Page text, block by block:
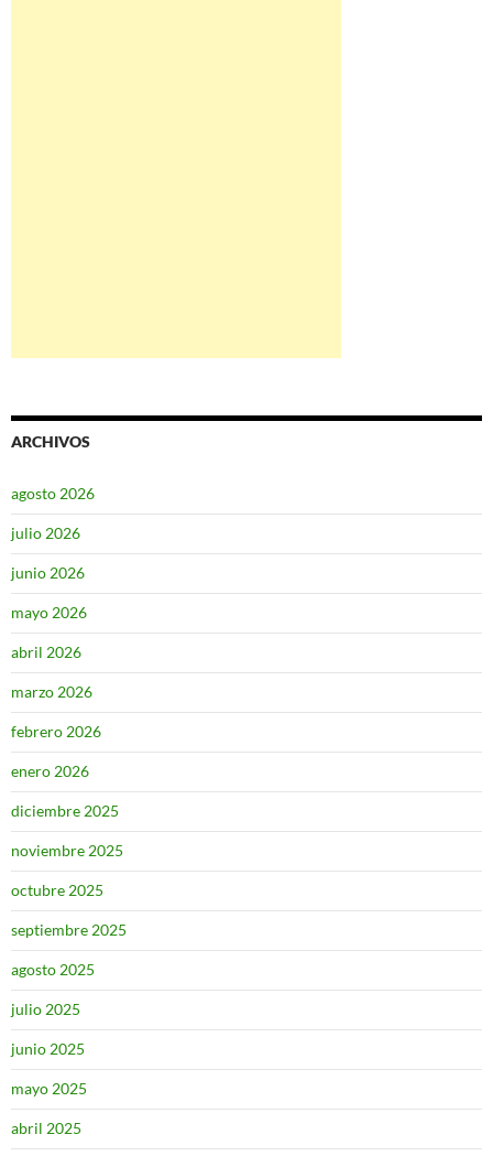
ARCHIVOS
agosto 2026
julio 2026
junio 2026
mayo 2026
abril 2026
marzo 2026
febrero 2026
enero 2026
diciembre 2025
noviembre 2025
octubre 2025
septiembre 2025
agosto 2025
julio 2025
junio 2025
mayo 2025
abril 2025